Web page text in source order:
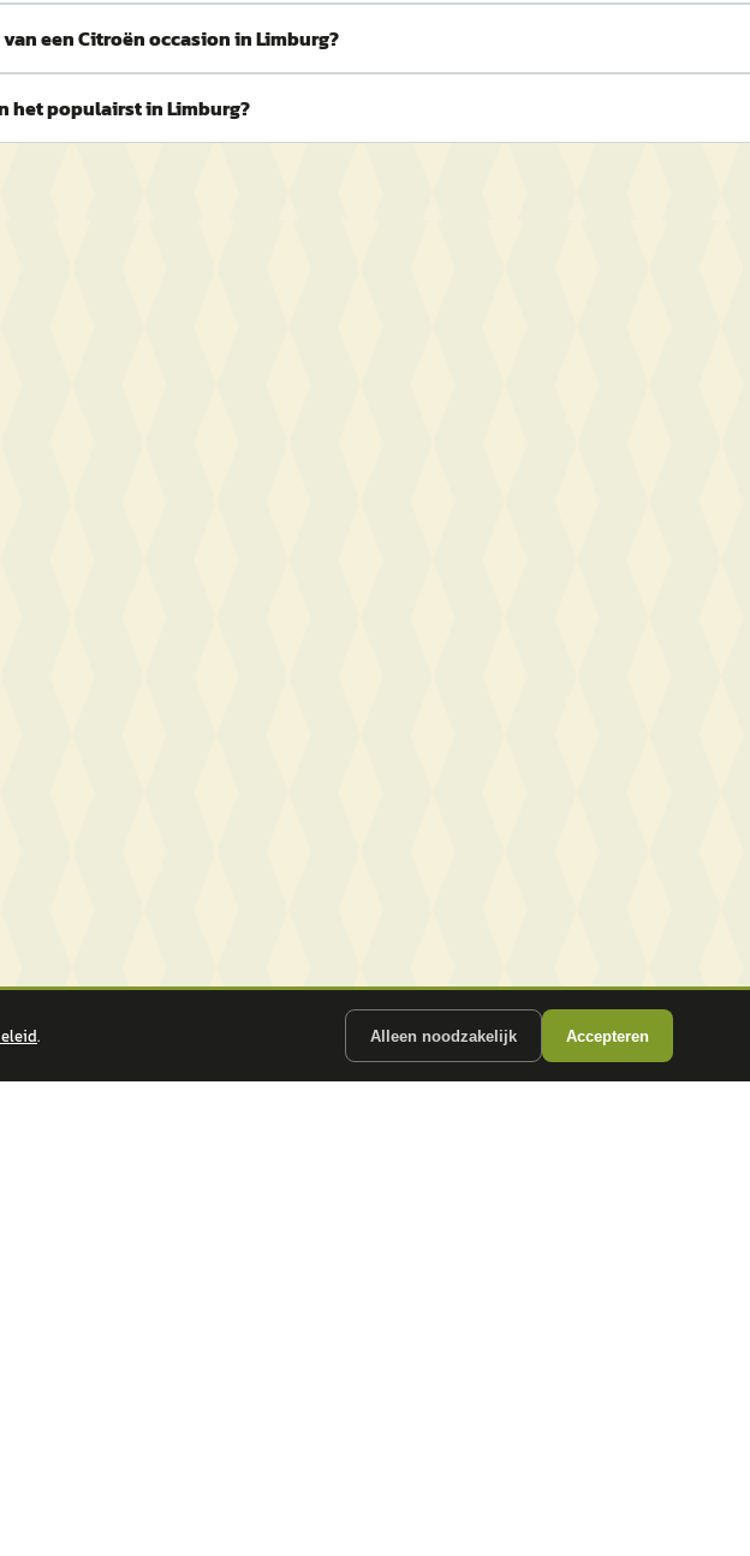
een Citroën occasion in Limburg?
het populairst in Limburg?
. Alleen noodzakelijk Accepteren